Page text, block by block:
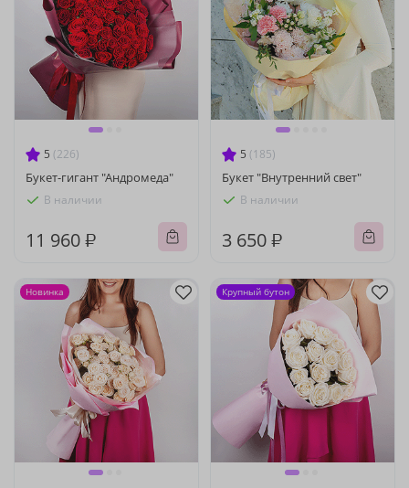
5 (226)
Букет-гигант "Андромеда"
В наличии
11 960 ₽
5 (185)
Букет "Внутренний свет"
В наличии
3 650 ₽
Новинка Крупный бутон